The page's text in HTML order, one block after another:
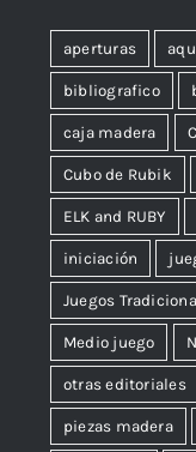
aperturas
bibliografico
caja madera
Cubo de Rubik
ELK and RUBY
iniciación
Juegos
Medio juego
otras editoriales
piezas madera